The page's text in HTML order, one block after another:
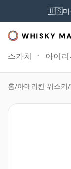
🇺🇸
스카치 아이리
홈/아메리칸 위스키/